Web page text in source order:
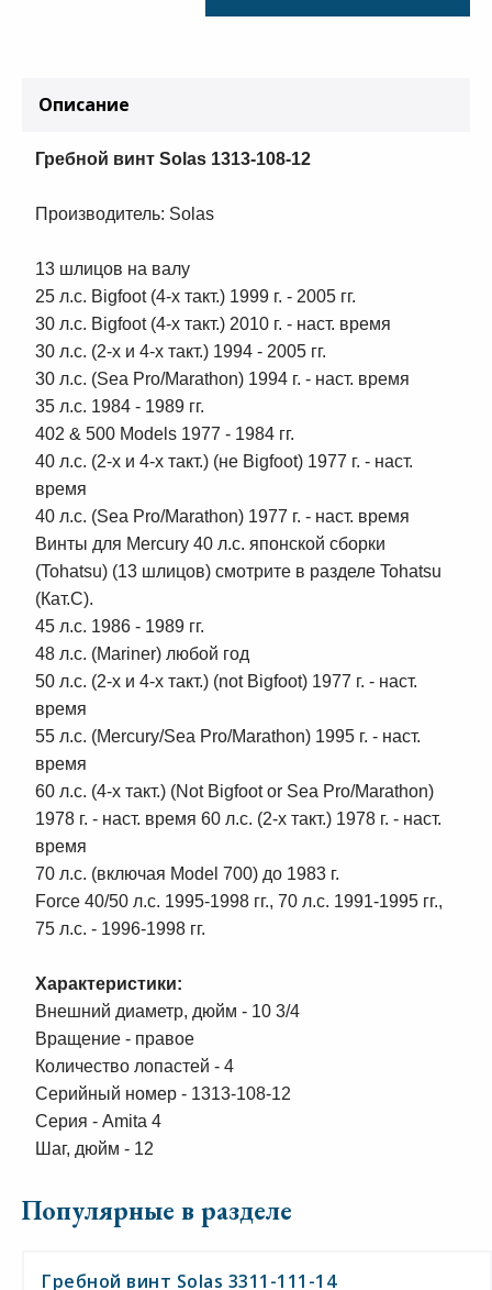
Описание
Гребной винт Solas 1313-108-12
Производитель: Solas
13 шлицов на валу
25 л.с. Bigfoot (4-х такт.) 1999 г. - 2005 гг.
30 л.с. Bigfoot (4-х такт.) 2010 г. - наст. время
30 л.с. (2-х и 4-х такт.) 1994 - 2005 гг.
30 л.с. (Sea Pro/Marathon) 1994 г. - наст. время
35 л.с. 1984 - 1989 гг.
402 & 500 Models 1977 - 1984 гг.
40 л.с. (2-х и 4-х такт.) (не Bigfoot) 1977 г. - наст.
время
40 л.с. (Sea Pro/Marathon) 1977 г. - наст. время
Винты для Mercury 40 л.с. японской сборки
(Tohatsu) (13 шлицов) смотрите в разделе Tohatsu
(Кат.С).
45 л.с. 1986 - 1989 гг.
48 л.с. (Mariner) любой год
50 л.с. (2-х и 4-х такт.) (not Bigfoot) 1977 г. - наст.
время
55 л.с. (Mercury/Sea Pro/Marathon) 1995 г. - наст.
время
60 л.с. (4-х такт.) (Not Bigfoot or Sea Pro/Marathon)
1978 г. - наст. время 60 л.с. (2-х такт.) 1978 г. - наст.
время
70 л.с. (включая Model 700) до 1983 г.
Force 40/50 л.с. 1995-1998 гг., 70 л.с. 1991-1995 гг.,
75 л.с. - 1996-1998 гг.
Характеристики:
Внешний диаметр, дюйм - 10 3/4
Вращение - правое
Количество лопастей - 4
Серийный номер - 1313-108-12
Серия - Amita 4
Шаг, дюйм - 12
Популярные в разделе
Гребной винт Solas 3311-111-14